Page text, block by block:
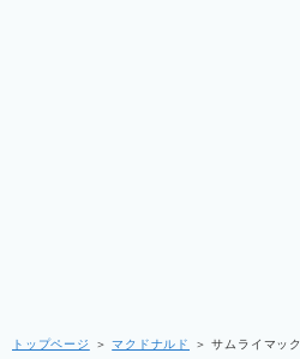
トップページ ＞マクドナルド ＞サムライマック